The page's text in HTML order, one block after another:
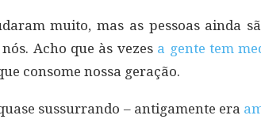
muito, mas as pessoas ainda
Acho que às vezes a gente tem
consome nossa geração.
sussurrando – antigamente era